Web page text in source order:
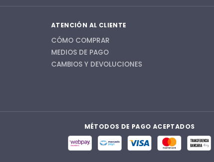
ATENCIÓN AL CLIENTE
CÓMO COMPRAR
MEDIOS DE PAGO
CAMBIOS Y DEVOLUCIONES
MÉTODOS DE PAGO ACEPTADOS